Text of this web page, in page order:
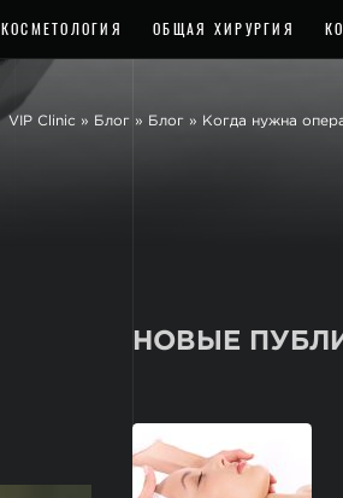
КОСМЕТОЛОГИЯ ОБЩАЯ ХИРУРГИЯ
VIP Clinic » Блог » Блог » Когда нужна
НОВЫЕ